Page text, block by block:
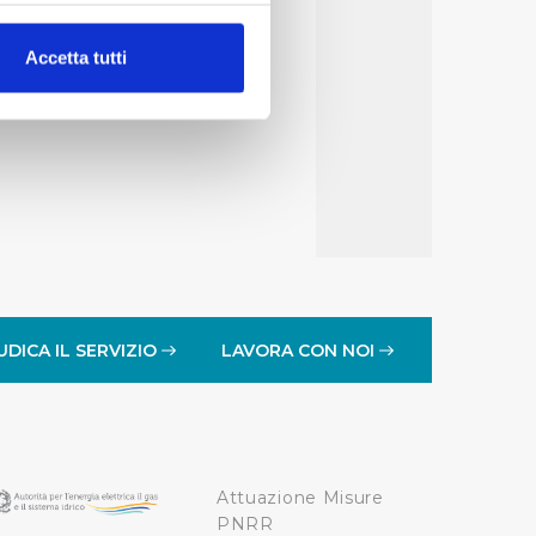
(impronte
che l’Utente ha fornito
i singoli cookie
Accetta tutti
IL SERVIZIO LAVORA CON NOI
Attuazione Misure
PNRR